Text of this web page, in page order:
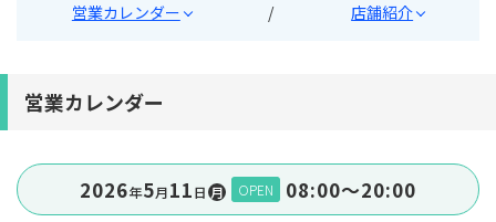
営業カレンダー / 店舗紹介
営業カレンダー
2026年5⽉11⽇ 月 OPEN 08:00〜20:00